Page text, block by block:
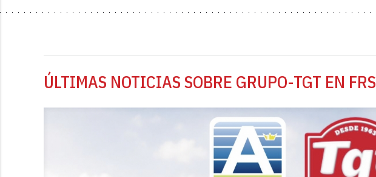
ÚLTIMAS NOTICIAS SOBRE GRUPO-TGT EN FRS